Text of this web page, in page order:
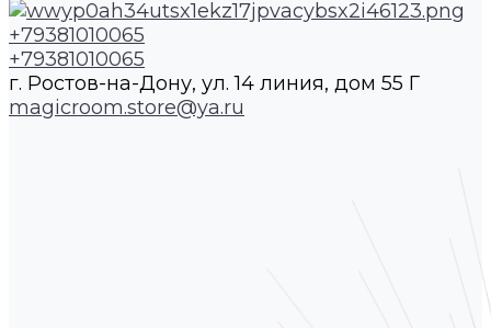
+79381010065
+79381010065
г. Ростов-на-Дону, ул. 14 линия, дом 55 Г
magicroom.store@ya.ru